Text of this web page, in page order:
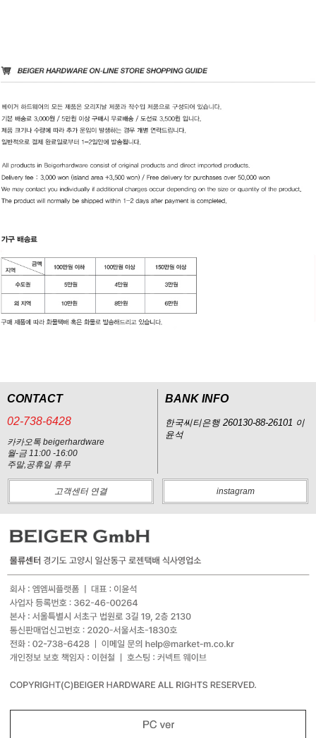
CONTACT
02-738-6428
카카오톡 beigerhardware
월-금 11:00 -16:00
주말,공휴일 휴무
BANK INFO
한국씨티은행 260130-88-26101 이
윤석
고객센터 연결 instagram